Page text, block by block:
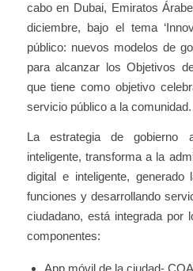
cabo en Dubai, Emiratos
diciembre, bajo el tema
público: nuevos modelos de
para alcanzar los Objetivos
que tiene como objetivo
servicio público a la comunidad.
La estrategia de gobierno
inteligente, transforma a la
digital e inteligente,
funciones y desarrollando
ciudadano, está integrada por
componentes:
App móvil de la ciudad-